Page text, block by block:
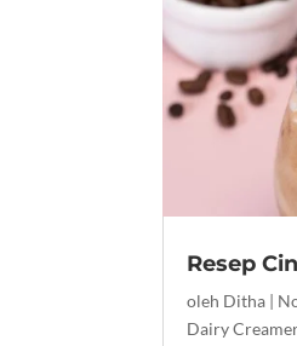
Resep
oleh Ditha |
Dairy